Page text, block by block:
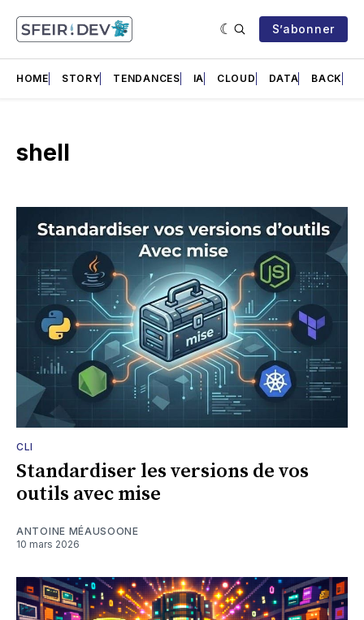
S’abonner
HOME STORY TENDANCES IA CLOUD DATA BACK
shell
CLI
Standardiser les versions de vos
outils avec mise
ANTOINE MÉAUSOONE
10 mars 2026